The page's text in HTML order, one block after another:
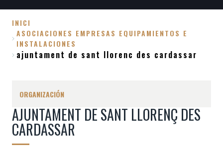
Sobrescribir
enlaces
la
navegación
INICI
ASOCIACIONES EMPRESAS EQUIPAMIENTOS E
INSTALACIONES
ajuntament de sant llorenc des cardassar
ORGANIZACIÓN
AJUNTAMENT DE SANT LLORENÇ DES
CARDASSAR